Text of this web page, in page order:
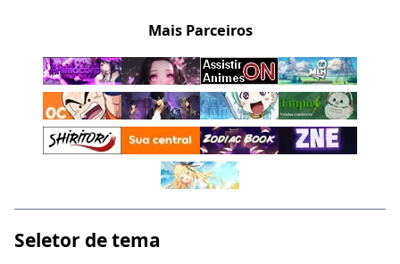
Mais Parceiros
Seletor de tema